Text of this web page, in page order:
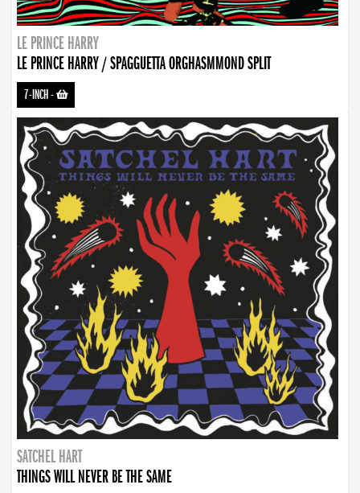
LE PRINCE HARRY
LE PRINCE HARRY / SPAGGUETTA ORGHASMMOND SPLIT
7-INCH-
SATCHEL HART
THINGS WILL NEVER BE THE SAME